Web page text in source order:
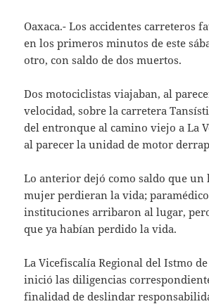
Oaxaca.- Los accidentes carreteros
en los primeros minutos de este
otro, con saldo de dos muertos.
Dos motociclistas viajaban, al
velocidad, sobre la carretera
del entronque al camino viejo a La
al parecer la unidad de motor
Lo anterior dejó como saldo que un
mujer perdieran la vida;
instituciones arribaron al lugar,
que ya habían perdido la vida.
La Vicefiscalía Regional del Istmo
inició las diligencias
finalidad de deslindar